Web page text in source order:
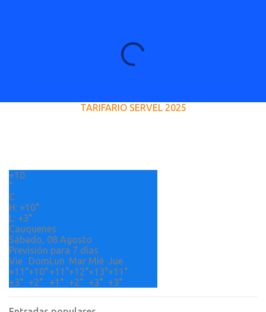
i
s
TARIFARIO SERVEL 2025
+10
°
C
H: +10°
L: +3°
Cauquenes
Sábado, 08 Agosto
Previsión para 7 días
Vie
DomLun Mar Mié Jue
+11°+10°+11°+12°+13°+11°
+3° +2° +1° +2° +3° +3°